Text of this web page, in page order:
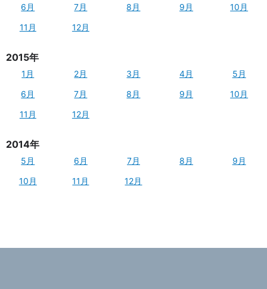
6月
7月 8月 9月
10月
11月
12月
2015年
1月 2月 3月 4月
5月
6月
7月 8月 9月
10月
11月
12月
2014年
5月 6月 7月 8月
9月
10月
11月 12月